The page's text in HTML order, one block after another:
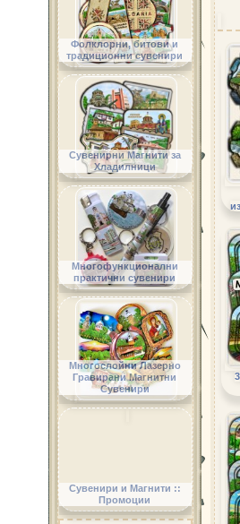
Фолклорни, битови и
традиционни сувенири
Сувенирни Магнити за
Хладилници
Многофункционални
практични сувенири
Многослойни Лазерно
Гравирани Магнитни
Сувенири
Сувенири и Магнити ::
Промоции